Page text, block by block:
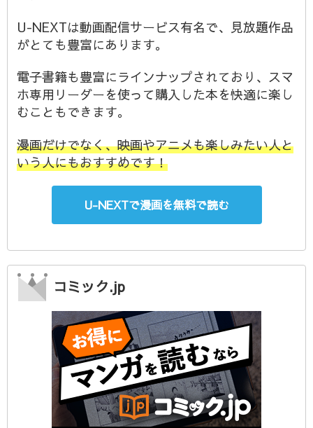
U-NEXTは動画配信サービス有名で、見放題作品
がとても豊富にあります。
電子書籍も豊富にラインナップされており、スマ
ホ専用リーダーを使って購入した本を快適に楽し
むこともできます。
漫画だけでなく、映画やアニメも楽しみたい人と
いう人にもおすすめです！
U-NEXTで漫画を無料で読む
コミック.jp